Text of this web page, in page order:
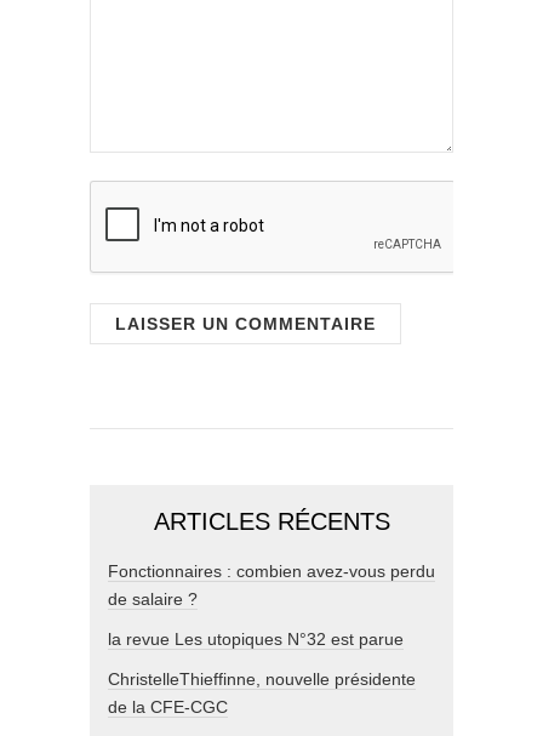
ARTICLES RÉCENTS
Fonctionnaires : combien avez-vous perdu
de salaire ?
la revue Les utopiques N°32 est parue
ChristelleThieffinne, nouvelle présidente
de la CFE-CGC